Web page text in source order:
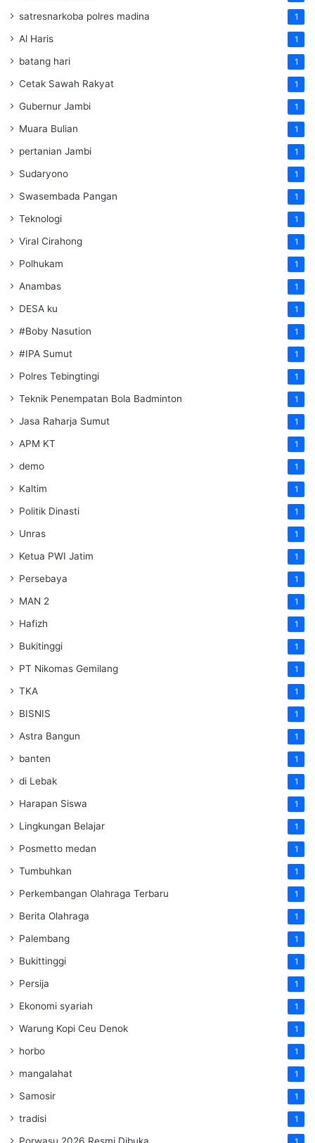
satresnarkoba polres madina 1
Al Haris 1
batang hari 1
Cetak Sawah Rakyat 1
Gubernur Jambi 1
Muara Bulian 1
pertanian Jambi 1
Sudaryono 1
Swasembada Pangan 1
Teknologi 1
Viral Cirahong 1
Polhukam 1
Anambas 1
DESA ku 1
#Boby Nasution 1
#IPA Sumut 1
Polres Tebingtingi 1
Teknik Penempatan Bola Badminton 1
Jasa Raharja Sumut 1
APM KT 1
demo 1
Kaltim 1
Politik Dinasti 1
Unras 1
Ketua PWI Jatim 1
Persebaya 1
MAN 2 1
Hafizh 1
Bukitinggi 1
PT Nikomas Gemilang 1
TKA 1
BISNIS 1
Astra Bangun 1
banten 1
di Lebak 1
Harapan Siswa 1
Lingkungan Belajar 1
Posmetto medan 1
Tumbuhkan 1
Perkembangan Olahraga Terbaru 1
Berita Olahraga 1
Palembang 1
Bukittinggi 1
Persija 1
Ekonomi syariah 1
Warung Kopi Ceu Denok 1
horbo 1
mangalahat 1
Samosir 1
tradisi 1
Porwasu 2026 Resmi Dibuka